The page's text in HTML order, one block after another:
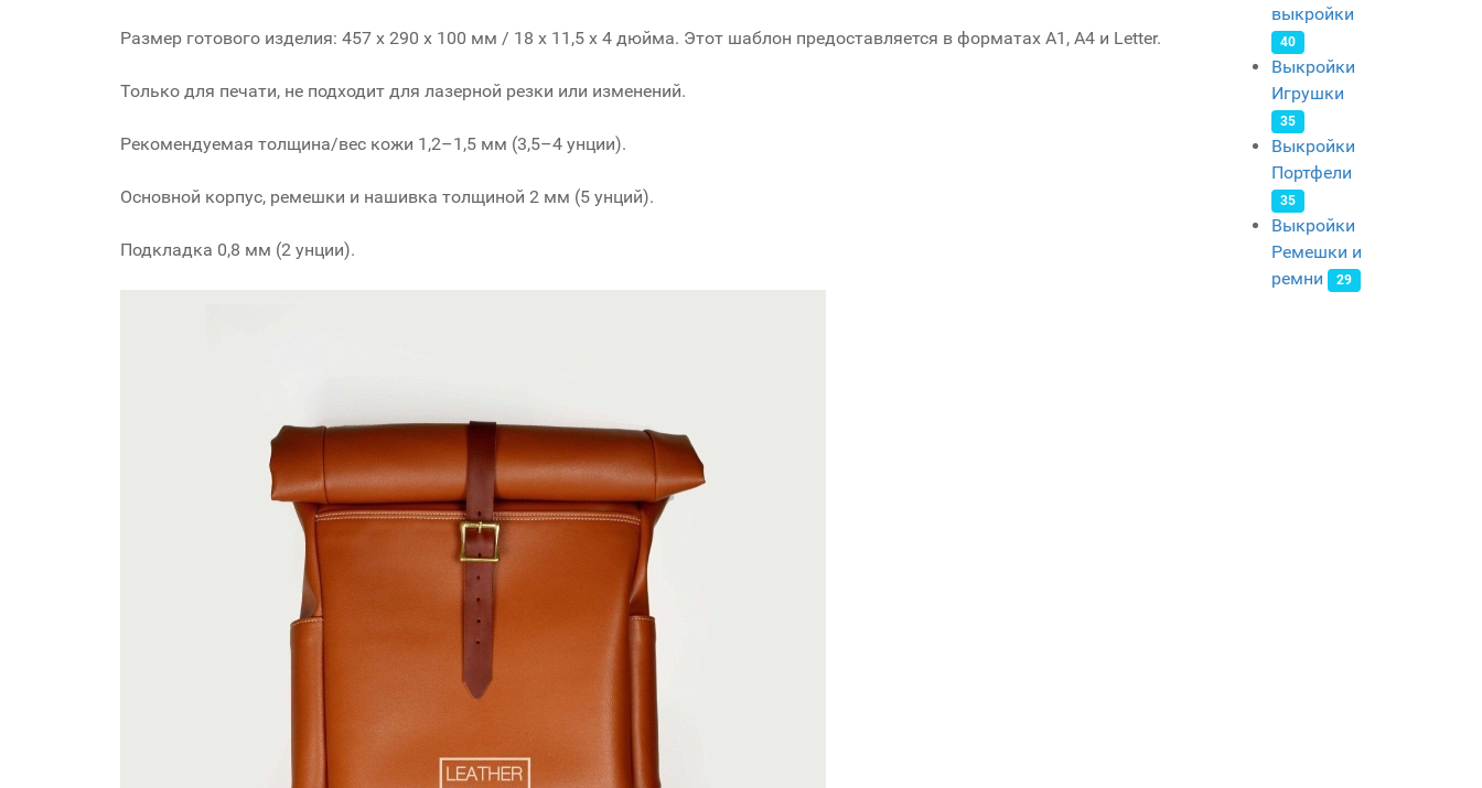
Размер готового изделия: 457 x 290 x 100 мм / 18 x 11,5 x 4 дюйма. Этот шаблон предоставляется в форматах A1, A4 и Letter.
Только для печати, не подходит для лазерной резки или изменений.
Рекомендуемая толщина/вес кожи 1,2–1,5 мм (3,5–4 унции).
Основной корпус, ремешки и нашивка толщиной 2 мм (5 унций).
Подкладка 0,8 мм (2 унции).
выкройки
40
Выкройки
Игрушки
35
Выкройки
Портфели
35
Выкройки
Ремешки и
ремни
29